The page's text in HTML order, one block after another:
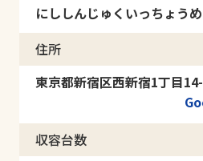
にししんじゅくいっちょう
住所
東京都新宿区西新宿1丁目
収容台数